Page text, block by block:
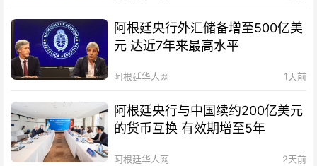
阿根廷央行外汇储备增至500亿美
元 达近7年来最高水平
阿根廷华人网 1天前
阿根廷央行与中国续约200亿美元
的货币互换 有效期增至5年
阿根廷华人网 2天前